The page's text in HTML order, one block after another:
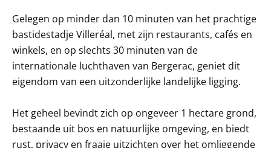
Gelegen op minder dan 10 minuten van het prachtige
bastidestadje Villeréal, met zijn restaurants, cafés en
winkels, en op slechts 30 minuten van de
internationale luchthaven van Bergerac, geniet dit
eigendom van een uitzonderlijke landelijke ligging.
Het geheel bevindt zich op ongeveer 1 hectare grond,
bestaande uit bos en natuurlijke omgeving, en biedt
rust, privacy en fraaie uitzichten over het omliggende